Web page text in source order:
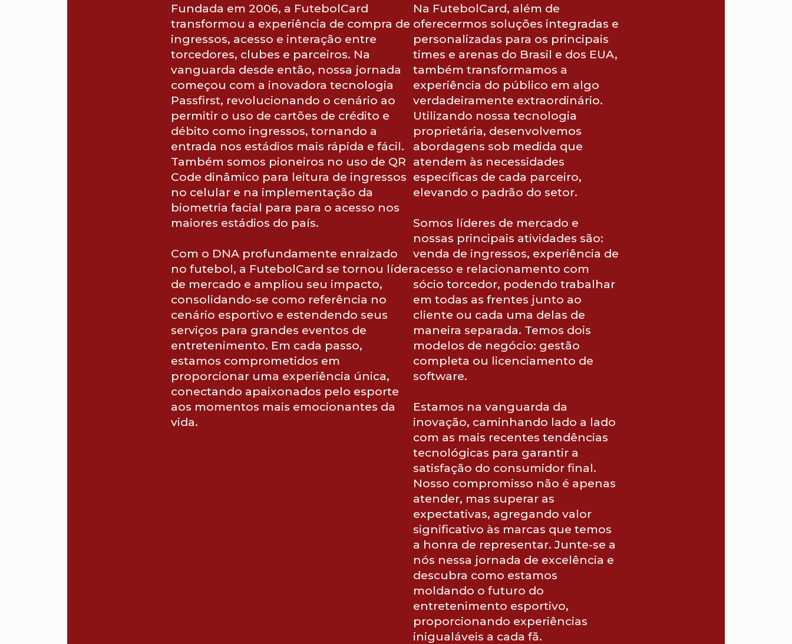
Fundada em 2006, a FutebolCard
transformou a experiência de compra de
ingressos, acesso e interação entre
torcedores, clubes e parceiros. Na
vanguarda desde então, nossa jornada
começou com a inovadora tecnologia
Passfirst, revolucionando o cenário ao
permitir o uso de cartões de crédito e
débito como ingressos, tornando a
entrada nos estádios mais rápida e fácil.
Também somos pioneiros no uso de QR
Code dinâmico para leitura de ingressos
no celular e na implementação da
biometria facial para para o acesso nos
maiores estádios do país.
Com o DNA profundamente enraizado
no futebol, a FutebolCard se tornou líder
de mercado e ampliou seu impacto,
consolidando-se como referência no
cenário esportivo e estendendo seus
serviços para grandes eventos de
entretenimento. Em cada passo,
estamos comprometidos em
proporcionar uma experiência única,
conectando apaixonados pelo esporte
aos momentos mais emocionantes da
vida.
Na FutebolCard, além de
oferecermos soluções integradas e
personalizadas para os principais
times e arenas do Brasil e dos EUA,
também transformamos a
experiência do público em algo
verdadeiramente extraordinário.
Utilizando nossa tecnologia
proprietária, desenvolvemos
abordagens sob medida que
atendem às necessidades
específicas de cada parceiro,
elevando o padrão do setor.
Somos líderes de mercado e
nossas principais atividades são:
venda de ingressos, experiência de
acesso e relacionamento com
sócio torcedor, podendo trabalhar
em todas as frentes junto ao
cliente ou cada uma delas de
maneira separada. Temos dois
modelos de negócio: gestão
completa ou licenciamento de
software.
Estamos na vanguarda da
inovação, caminhando lado a lado
com as mais recentes tendências
tecnológicas para garantir a
satisfação do consumidor final.
Nosso compromisso não é apenas
atender, mas superar as
expectativas, agregando valor
significativo às marcas que temos
a honra de representar. Junte-se a
nós nessa jornada de excelência e
descubra como estamos
moldando o futuro do
entretenimento esportivo,
proporcionando experiências
inigualáveis a cada fã.